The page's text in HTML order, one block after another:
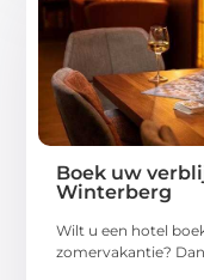
Boek uw
Winterberg
Wilt u een hotel
zomervakantie?